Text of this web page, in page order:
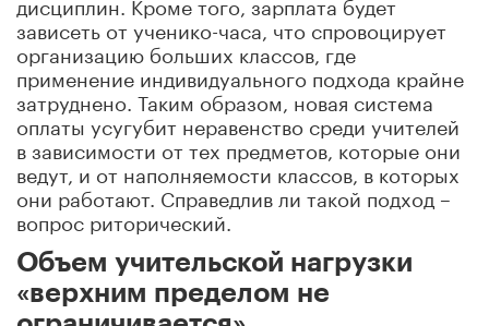
зависеть от ученико-часа, что спровоцирует
организацию больших классов, где
применение индивидуального подхода крайне
затруднено. Таким образом, новая система
оплаты усугубит неравенство среди учителей
в зависимости от тех предметов, которые они
ведут, и от наполняемости классов, в которых
они работают. Справедлив ли такой подход –
вопрос риторический.
Объем учительской нагрузки
«верхним пределом не